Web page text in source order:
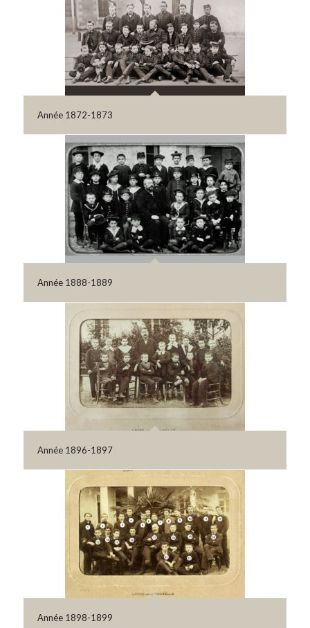
Année 1872-1873
Année 1888-1889
Année 1896-1897
Année 1898-1899